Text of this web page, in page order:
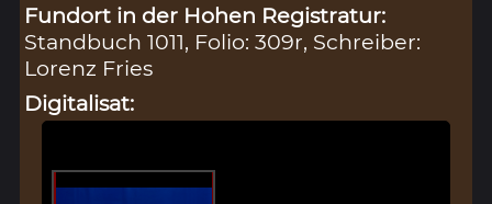
Fundort in der Hohen Registratur:
Standbuch 1011, Folio: 309r, Schreiber:
Lorenz Fries
Digitalisat: